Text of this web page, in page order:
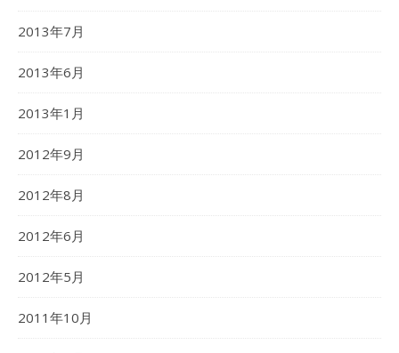
2013年7月
2013年6月
2013年1月
2012年9月
2012年8月
2012年6月
2012年5月
2011年10月